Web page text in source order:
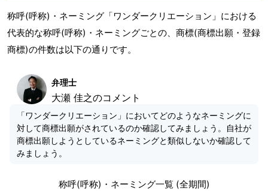
称呼(呼称)・ネーミング「ワンダークリエーション」における
代表的な称呼(呼称)・ネーミングごとの、商標(商標出願・登録
商標)の件数は以下の通りです。
弁理士
大瀬 佳之のコメント
「ワンダークリエーション」においてどのようなネーミングに
対して商標出願がされているのか確認してみましょう。自社が
商標出願しようとしているネーミングと類似しないか確認して
みましょう。
称呼(呼称)・ネーミング一覧 (全期間)